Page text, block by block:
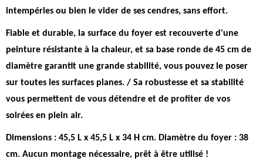
intempéries ou bien le vider de ses cendres, sans effort.
Fiable et durable, la surface du foyer est recouverte d'une
peinture résistante à la chaleur, et sa base ronde de 45 cm de
diamètre garantit une grande stabilité, vous pouvez le poser
sur toutes les surfaces planes. / Sa robustesse et sa stabilité
vous permettent de vous détendre et de profiter de vos
soirées en plein air.
Dimensions : 45,5 L x 45,5 L x 34 H cm. Diamètre du foyer : 38
cm. Aucun montage nécessaire, prêt à être utilisé !